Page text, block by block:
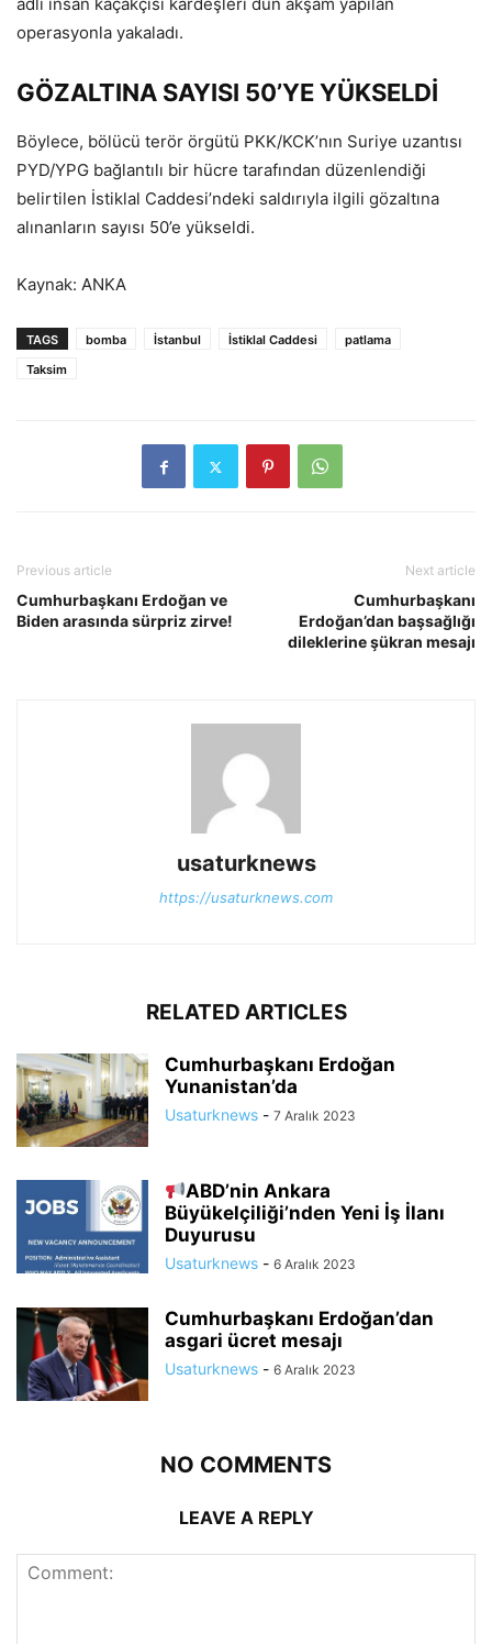
operasyonla yakaladı.
GÖZALTINA SAYISI 50’YE YÜKSELDİ
Böylece, bölücü terör örgütü PKK/KCK’nın Suriye uzantısı
PYD/YPG bağlantılı bir hücre tarafından düzenlendiği
belirtilen İstiklal Caddesi’ndeki saldırıyla ilgili gözaltına
alınanların sayısı 50’e yükseldi.
Kaynak: ANKA
TAGS bomba İstanbul İstiklal Caddesi
patlama
Taksim
Previous article
Cumhurbaşkanı Erdoğan ve
Biden arasında sürpriz zirve!
Next article
Cumhurbaşkanı
Erdoğan’dan başsağlığı
dileklerine şükran mesajı
usaturknews
https://usaturknews.com
RELATED ARTICLES
Cumhurbaşkanı Erdoğan
Yunanistan’da
Usaturknews - 7 Aralık 2023
ABD’nin Ankara
Büyükelçiliği’nden Yeni İş İlanı
Duyurusu
Usaturknews - 6 Aralık 2023
Cumhurbaşkanı Erdoğan’dan
asgari ücret mesajı
Usaturknews - 6 Aralık 2023
NO COMMENTS
LEAVE A REPLY